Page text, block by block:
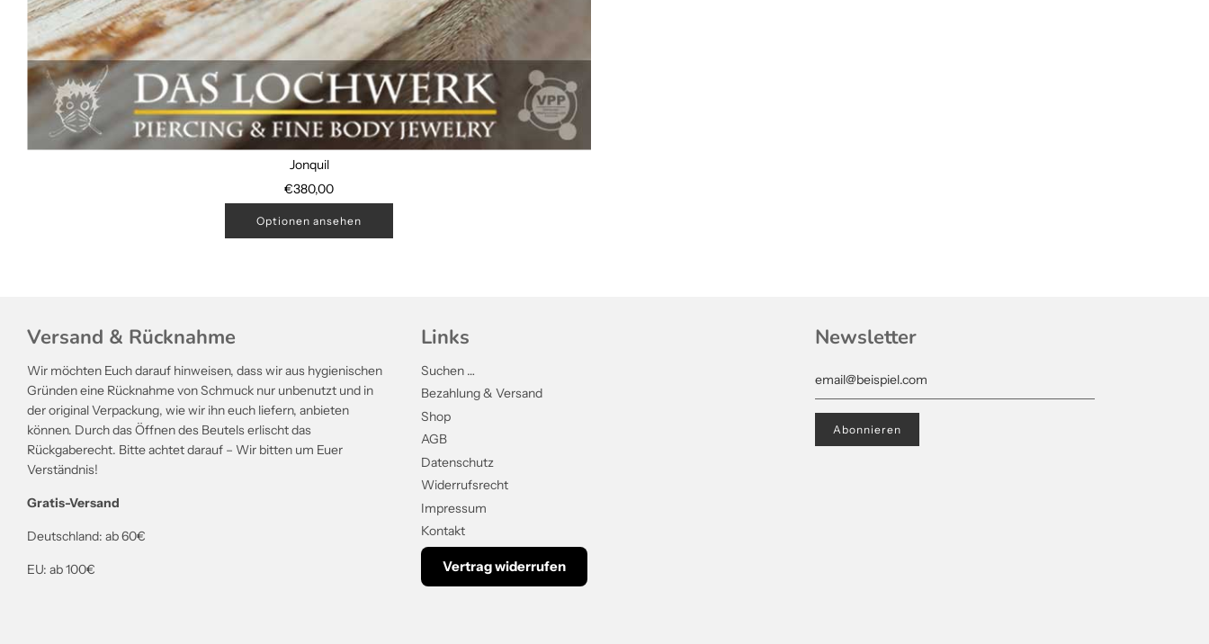
Jonquil
€380,00
Optionen ansehen
Versand & Rücknahme
Wir möchten Euch darauf hinweisen, dass wir aus hygienischen
Gründen eine Rücknahme von Schmuck nur unbenutzt und in
der original Verpackung, wie wir ihn euch liefern, anbieten
können. Durch das Öffnen des Beutels erlischt das
Rückgaberecht. Bitte achtet darauf – Wir bitten um Euer
Verständnis!
Gratis-Versand
Deutschland: ab 60€
EU: ab 100€
Links
Suchen …
Bezahlung & Versand
Shop
AGB
Datenschutz
Widerrufsrecht
Impressum
Kontakt
Vertrag widerrufen
Newsletter